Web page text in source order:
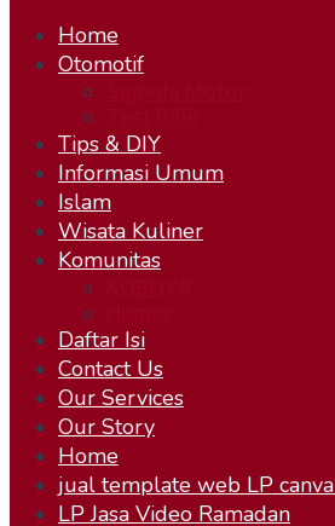
Home
Otomotif
Tips & DIY
Informasi Umum
Islam
Wisata Kuliner
Komunitas
Daftar Isi
Contact Us
Our Services
Our Story
Home
jual template web LP
LP Jasa Video Ramadan